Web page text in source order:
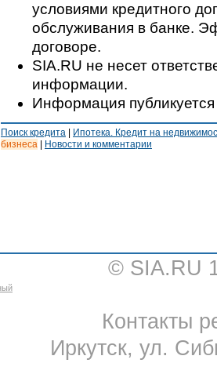
условиями кредитного
обслуживания в банке.
договоре.
SIA.RU не несет
информации.
Информация
Поиск кредита
Ипотека. Кредит на
бизнеса
Новости и комментарии
© SIA.RU
Контакты
Иркутск, ул.